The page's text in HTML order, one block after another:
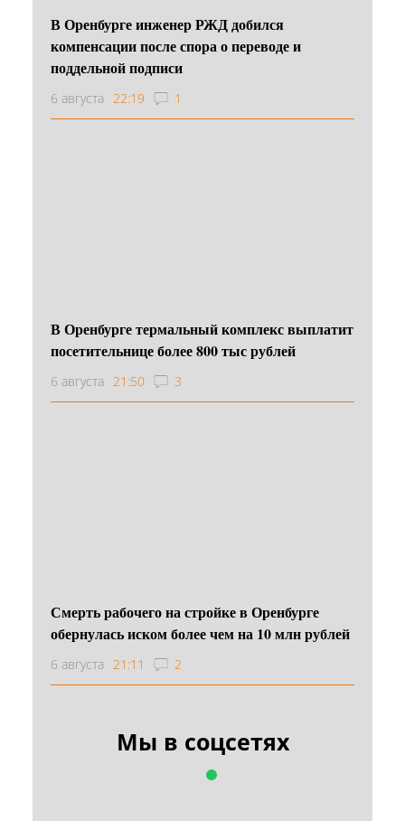
В Оренбурге инженер РЖД добился
компенсации после спора о переводе и
поддельной подписи
6 августа 22:19 1
В Оренбурге термальный комплекс выплатит
посетительнице более 800 тыс рублей
6 августа 21:50 3
Смерть рабочего на стройке в Оренбурге
обернулась иском более чем на 10 млн рублей
6 августа 21:11 2
Мы в соцсетях